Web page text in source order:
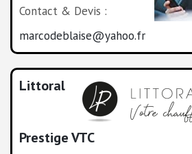
Contact & Devis :
marcodeblaise@yahoo.fr
Littoral
Prestige VTC